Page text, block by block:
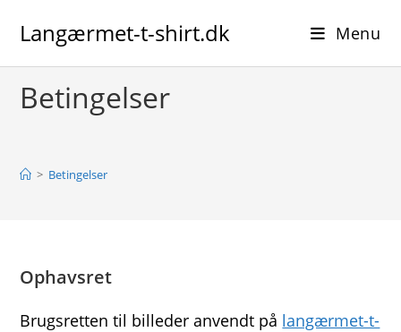
Langærmet-t-shirt.dk Menu
Betingelser
> Betingelser
Ophavsret
Brugsretten til billeder anvendt på langærmet-t-